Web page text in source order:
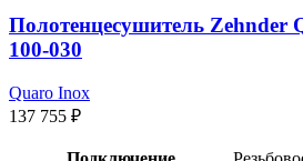
Полотенцесушитель Zehnder
100-030
Quaro Inox
137 755 ₽